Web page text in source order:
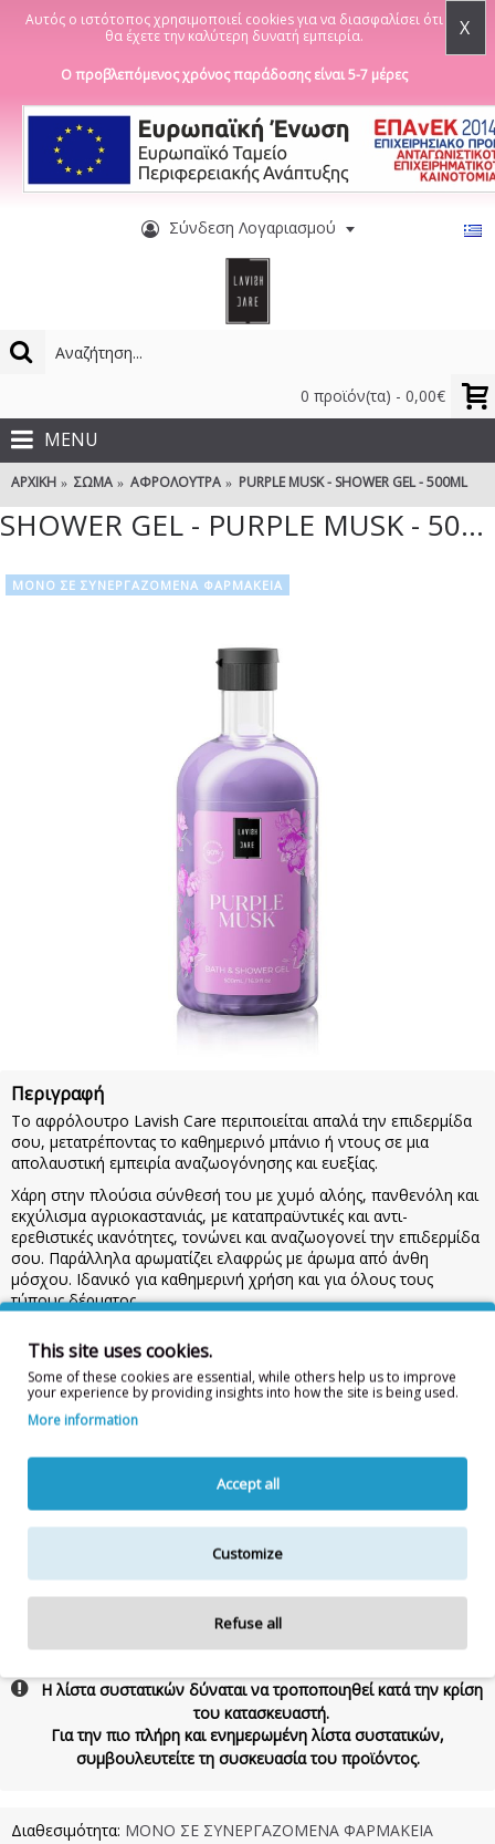
Αυτός ο ιστότοπος χρησιμοποιεί cookies για να διασφαλίσει ότι
θα έχετε την καλύτερη δυνατή εμπειρία.
X
Ο προβλεπόμενος χρόνος παράδοσης είναι 5-7 μέρες
Σύνδεση Λογαριασμού
0 προϊόν(τα) - 0,00€
MENU
ΑΡΧΙΚΉ ΣΏΜΑ ΑΦΡΌΛΟΥΤΡΑ PURPLE MUSK - SHOWER GEL - 500ML
SHOWER GEL - PURPLE MUSK - 500ML
ΜΟΝΟ ΣΕ ΣΥΝΕΡΓΑΖΟΜΕΝΑ ΦΑΡΜΑΚΕΙΑ
Περιγραφή
Το αφρόλουτρο Lavish Care περιποιείται απαλά την επιδερμίδα
σου, μετατρέποντας το καθημερινό μπάνιο ή ντους σε μια
απολαυστική εμπειρία αναζωογόνησης και ευεξίας.
Χάρη στην πλούσια σύνθεσή του με χυμό αλόης, πανθενόλη και
εκχύλισμα αγριοκαστανιάς, με καταπραϋντικές και αντι-
ερεθιστικές ικανότητες, τονώνει και αναζωογονεί την επιδερμίδα
σου. Παράλληλα αρωματίζει ελαφρώς με άρωμα από άνθη
μόσχου. Ιδανικό για καθημερινή χρήση και για όλους τους
τύπους δέρματος.
απαλό μασάζ και ξέπλυνε με καθαρό νερό. Προσοχή: Κρατήστε
το προϊόν μακριά από παιδιά. Σε περίπτωση επαφής με τα μάτια,
ξεπλύνετε με άφθονο νερό. Για εξωτερική χρήση.
Συστατικά/Ingredients:
AESCULUS HIPPOCASTANUM LEAF EXTRACT,PANTHENOL, PEG-
7 GLYCERYL COCOATE, COCAMIDE MEA, GUAR
HYDROXYPROPYLTRIMONIUMCHLORIDE, BENZYL ALCOHOL,
PHENOXYETHANOL, GLYCOL DISTEARATE, LAURETH-
10,BENZOIC ACID, DISODIUM-EDTA, CITRIC ACID, SORBIC
ACID, POLYQUARTENIUM-7, SODIUMHYDROXIDE, COUMARIN,
Η λίστα συστατικών δύναται να τροποποιηθεί κατά την κρίση
του κατασκευαστή.
Για την πιο πλήρη και ενημερωμένη λίστα συστατικών,
συμβουλευτείτε τη συσκευασία του προϊόντος.
Διαθεσιμότητα: ΜΟΝΟ ΣΕ ΣΥΝΕΡΓΑΖΟΜΕΝΑ ΦΑΡΜΑΚΕΙΑ
This site uses cookies.
Some of these cookies are essential, while others help us to improve
your experience by providing insights into how the site is being used.
More information
Accept all
Customize
Refuse all